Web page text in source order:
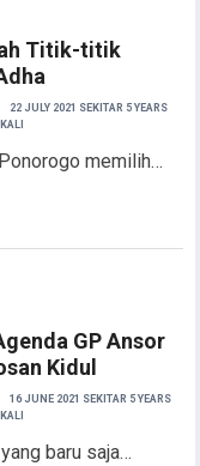
Titik-titik
22 JULY 2021 SEKITAR 5 YEARS
memilih…
GP Ansor
Kidul
16 JUNE 2021 SEKITAR 5 YEARS
baru saja…